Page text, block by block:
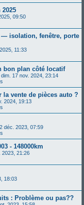
09:50
— isolation, fenêtre, porte
11:33
bon plan côté locatif
dim. 17 nov. 2024, 23:14
vente de pièces auto ?
2024, 19:13
déc. 2023, 07:59
- 148000km
2023, 21:26
18:03
: Problème ou pas??